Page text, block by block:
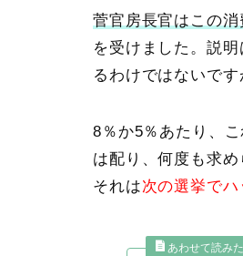
菅官房長官はこの
を受けました。説明
るわけではないです
8％か5％あたり、
は配り、何度も求
それは次の選挙でハ